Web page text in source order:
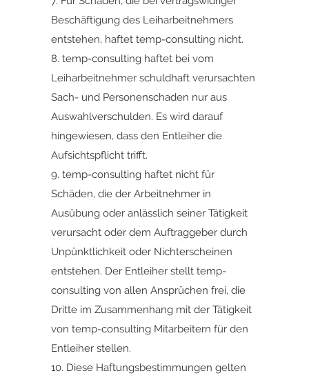
Beschäftigung des Leiharbeitnehmers
entstehen, haftet temp-consulting nicht.
8. temp-consulting haftet bei vom
Leiharbeitnehmer schuldhaft verursachten
Sach- und Personenschaden nur aus
Auswahlverschulden. Es wird darauf
hingewiesen, dass den Entleiher die
Aufsichtspflicht trifft.
9. temp-consulting haftet nicht für
Schäden, die der Arbeitnehmer in
Ausübung oder anlässlich seiner Tätigkeit
verursacht oder dem Auftraggeber durch
Unpünktlichkeit oder Nichterscheinen
entstehen. Der Entleiher stellt temp-
consulting von allen Ansprüchen frei, die
Dritte im Zusammenhang mit der Tätigkeit
von temp-consulting Mitarbeitern für den
Entleiher stellen.
10. Diese Haftungsbestimmungen gelten